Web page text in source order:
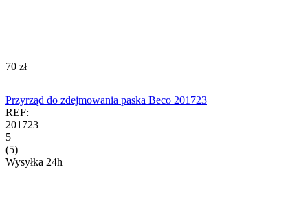
‍70‍ zł
Przyrząd do zdejmowania paska Beco 201723
REF:
201723
5
(5)
Wysyłka 24h